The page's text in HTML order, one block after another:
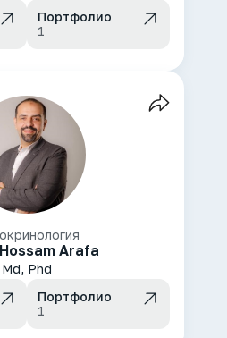
Портфолио
1
Arafa
Md, Phd
Портфолио
1